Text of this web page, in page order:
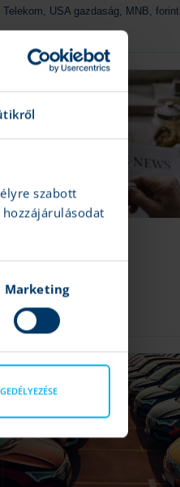
szabott
Marketing
Telekom, USA gazdaság, MNB, forint
Tovább
|2024.07.25 08:32
Kering, Stellantis